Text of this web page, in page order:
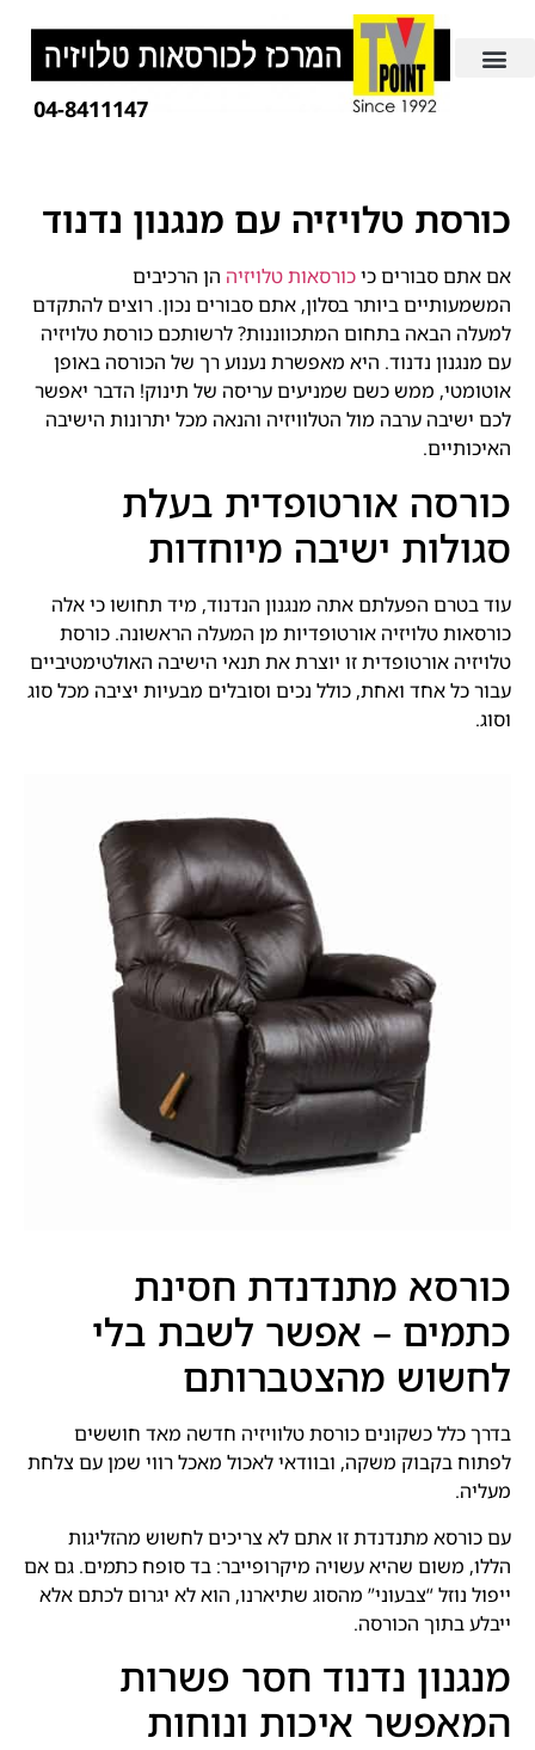
04-8411147
כורסת טלויזיה עם מנגנון נדנוד
אם אתם סבורים כיכורסאות טלויזיה הן הרכיבים
המשמעותיים ביותר בסלון, אתם סבורים נכון. רוצים להתקדם
למעלה הבאה בתחום המתכווננות? לרשותכם כורסת טלויזיה
עם מנגנון נדנוד. היא מאפשרת נענוע רך של הכורסה באופן
אוטומטי, ממש כשם שמניעים עריסה של תינוק! הדבר יאפשר
לכם ישיבה ערבה מול הטלוויזיה והנאה מכל יתרונות הישיבה
האיכותיים.
כורסה אורטופדית בעלת
סגולות ישיבה מיוחדות
עוד בטרם הפעלתם אתה מנגנון הנדנוד, מיד תחושו כי אלה
כורסאות טלויזיה אורטופדיות מן המעלה הראשונה. כורסת
טלויזיה אורטופדית זו יוצרת את תנאי הישיבה האולטימטיביים
עבור כל אחד ואחת, כולל נכים וסובלים מבעיות יציבה מכל סוג
וסוג.
כורסא מתנדנדת חסינת
כתמים – אפשר לשבת בלי
לחשוש מהצטברותם
בדרך כלל כשקונים כורסת טלוויזיה חדשה מאד חוששים
לפתוח בקבוק משקה, ובוודאי לאכול מאכל רווי שמן עם צלחת
מעליה.
עם כורסא מתנדנדת זו אתם לא צריכים לחשוש מהזליגות
הללו, משום שהיא עשויה מיקרופייבר: בד סופח כתמים. גם אם
ייפול נוזל “צבעוני” מהסוג שתיארנו, הוא לא יגרום לכתם אלא
ייבלע בתוך הכורסה.
מנגנון נדנוד חסר פשרות
המאפשר איכות ונוחות